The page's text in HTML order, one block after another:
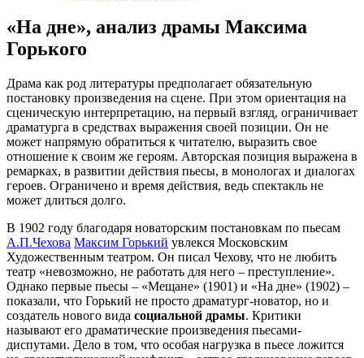
«На дне», анализ драмы Максима
Горького
Драма как род литературы предполагает обязательную
постановку произведения на сцене. При этом ориентация на
сценическую интерпретацию, на первый взгляд, ограничивает
драматурга в средствах выражения своей позиции. Он не
может напрямую обратиться к читателю, выразить свое
отношение к своим же героям. Авторская позиция выражена в
ремарках, в развитии действия пьесы, в монологах и диалогах
героев. Ограничено и время действия, ведь спектакль не
может длиться долго.
В 1902 году благодаря новаторским постановкам по пьесам
А.П.Чехова Максим Горький увлекся Московским
Художественным театром. Он писал Чехову, что не любить
театр «невозможно, не работать для него – преступление».
Однако первые пьесы – «Мещане» (1901) и «На дне» (1902) –
показали, что Горький не просто драматург-новатор, но и
создатель нового вида социальной драмы. Критики
называют его драматические произведения пьесами-
диспутами. Дело в том, что особая нагрузка в пьесе ложится